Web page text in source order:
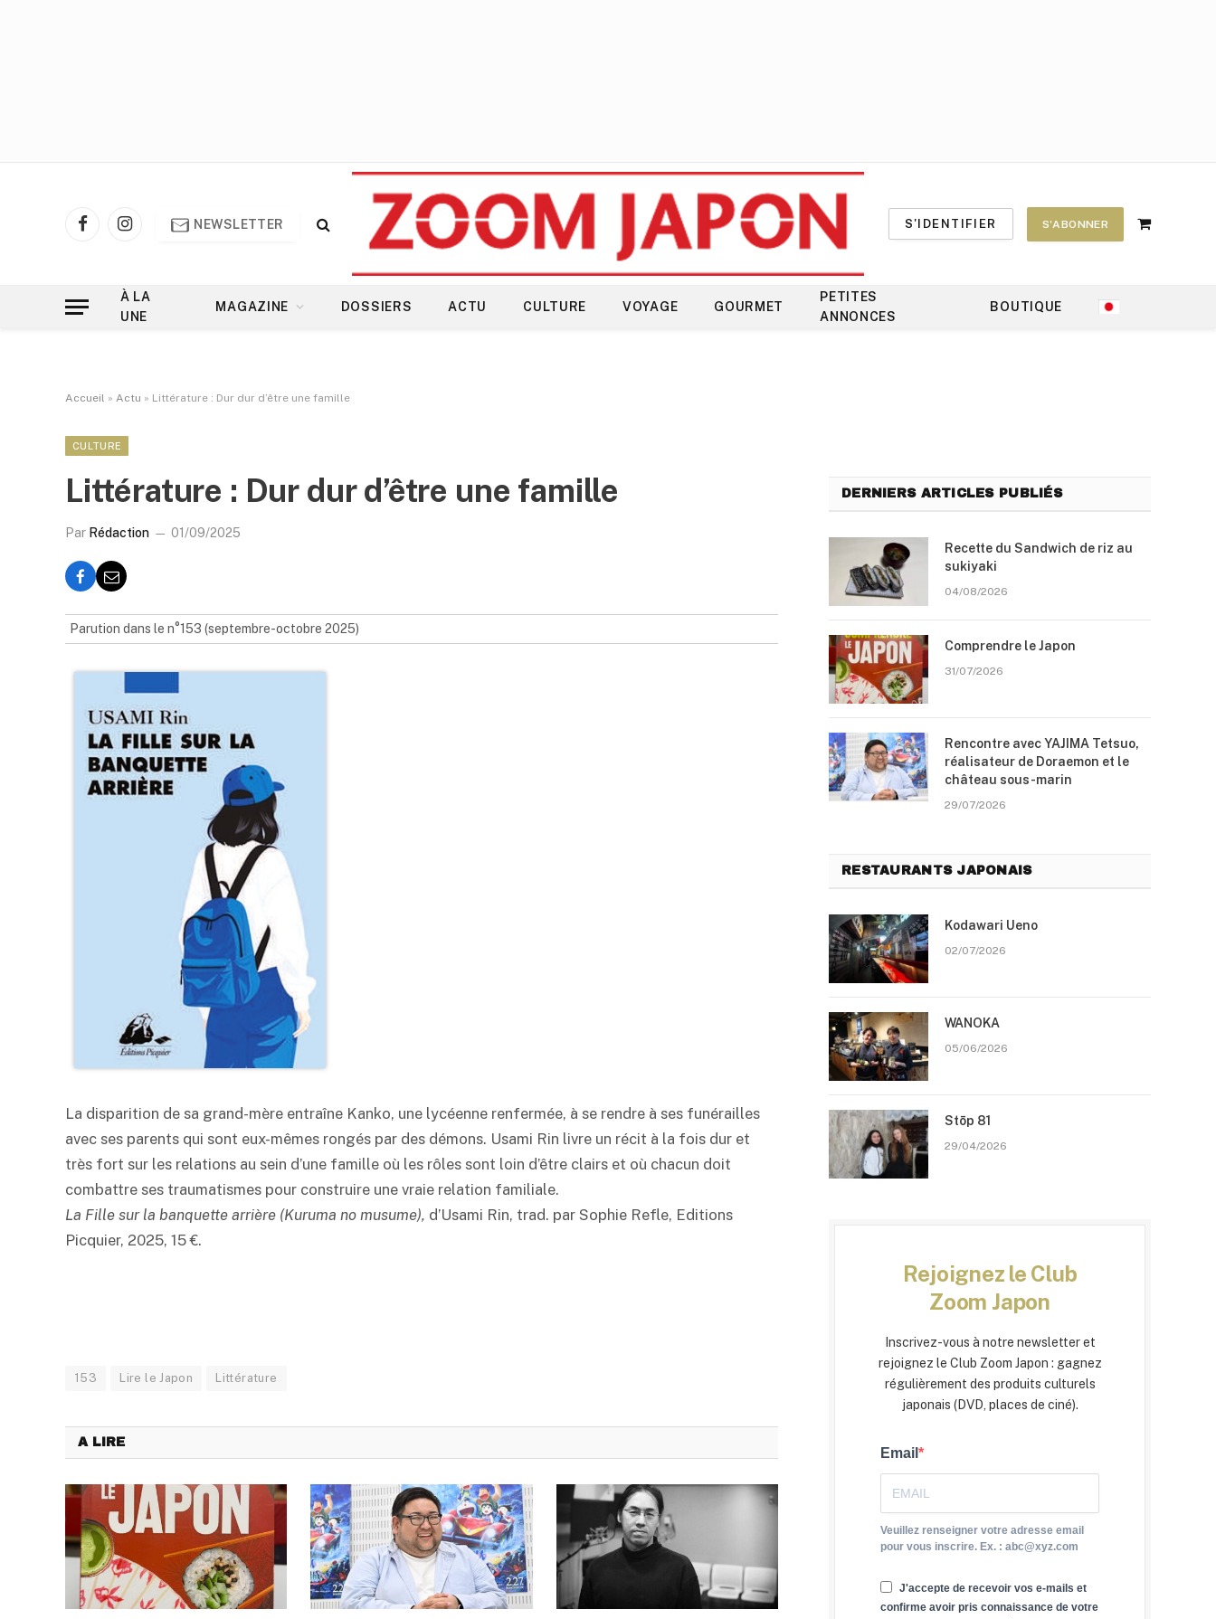
FacebookInstagram
NEWSLETTER S'IDENTIFIER S'ABONNER
Shopping
À LA
UNE
MAGAZINE DOSSIERS ACTU CULTURE VOYAGE GOURMET
PETITES
ANNONCES
BOUTIQUE
Accueil » Actu » Littérature : Dur dur d’être une famille
CULTURE
Littérature : Dur dur d’être une famille
Par Rédaction 01/09/2025
Parution dans le n°153 (septembre-octobre 2025)
La disparition de sa grand-mère entraîne Kanko, une lycéenne renfermée, à se rendre à ses funérailles
avec ses parents qui sont eux-mêmes rongés par des démons. Usami Rin livre un récit à la fois dur et
très fort sur les relations au sein d’une famille où les rôles sont loin d’être clairs et où chacun doit
combattre ses traumatismes pour construire une vraie relation familiale.
La Fille sur la banquette arrière (Kuruma no musume), d’Usami Rin, trad. par Sophie Refle, Editions
Picquier, 2025, 15 €.
153 Lire le Japon Littérature
A LIRE
DERNIERS ARTICLES PUBLIÉS
Recette du Sandwich de riz au
sukiyaki
04/08/2026
Comprendre le Japon
31/07/2026
Rencontre avec YAJIMA Tetsuo,
réalisateur de Doraemon et le
château sous-marin
29/07/2026
RESTAURANTS JAPONAIS
Kodawari Ueno
02/07/2026
WANOKA
05/06/2026
Stōp 81
29/04/2026
Rejoignez le Club
Zoom Japon
Inscrivez-vous à notre newsletter et
rejoignez le Club Zoom Japon : gagnez
régulièrement des produits culturels
japonais (DVD, places de ciné).
Email
Veuillez renseigner votre adresse email
pour vous inscrire. Ex. : abc@xyz.com
J'accepte de recevoir vos e-mails et
confirme avoir pris connaissance de votre